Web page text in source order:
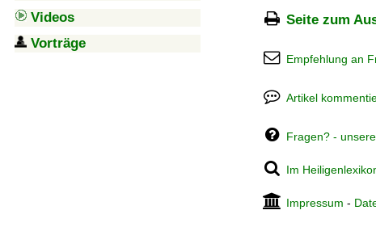
Videos
Vorträge
Seite zum
Empfehlung an
Artikel
Fragen? -
Im
Impressum -